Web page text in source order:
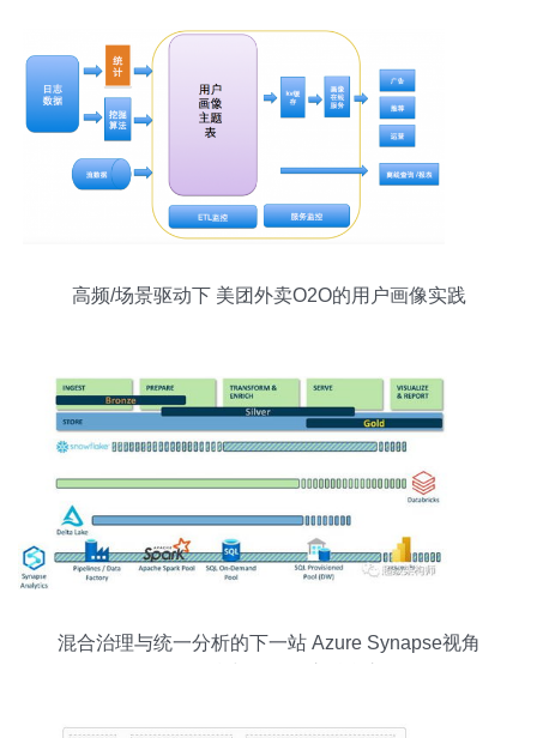
高频/场景驱动下 美团外卖O2O的用户画像实践
混合治理与统一分析的下一站 Azure Synapse视角